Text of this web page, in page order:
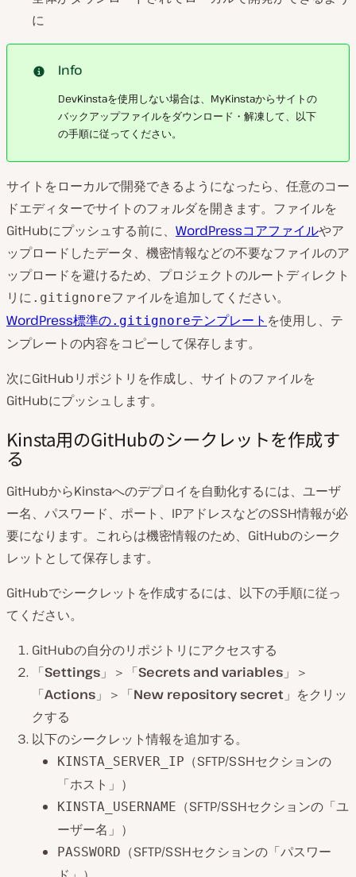
に
Info
DevKinstaを使用しない場合は、MyKinstaからサイトの
バックアップファイルをダウンロード・解凍して、以下
の手順に従ってください。
サイトをローカルで開発できるようになったら、任意のコー
ドエディターでサイトのフォルダを開きます。ファイルを
GitHubにプッシュする前に、 WordPressコアファイルやア
ップロードしたデータ、機密情報などの不要なファイルのア
ップロードを避けるため、プロジェクトのルートディレクト
リに .gitignoreファイルを追加してください。
WordPress標準の.gitignoreテンプレート を使用し、テ
ンプレートの内容をコピーして保存します。
次にGitHubリポジトリを作成し、サイトのファイルを
GitHubにプッシュします。
Kinsta用のGitHubのシークレットを作成す
る
GitHubからKinstaへのデプロイを自動化するには、ユーザ
ー名、パスワード、ポート、IPアドレスなどのSSH情報が必
要になります。これらは機密情報のため、GitHubのシーク
レットとして保存します。
GitHubでシークレットを作成するには、以下の手順に従っ
てください。
GitHubの自分のリポジトリにアクセスする
「Settings 」＞「Secrets and variables 」＞
「Actions 」＞「New repository secret 」をクリッ
クする
以下のシークレット情報を追加する。
KINSTA_SERVER_IP （SFTP/SSHセクションの
「ホスト」）
KINSTA_USERNAME （SFTP/SSHセクションの「ユ
ーザー名」）
PASSWORD （SFTP/SSHセクションの「パスワー